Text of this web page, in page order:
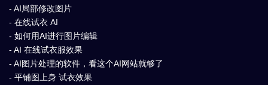
- AI局部修改图片
- 在线试衣 AI
- 如何用AI进行图片编辑
- AI 在线试衣服效果
- AI图片处理的软件，看这个AI网站就够了
- 平铺图上身 试衣效果